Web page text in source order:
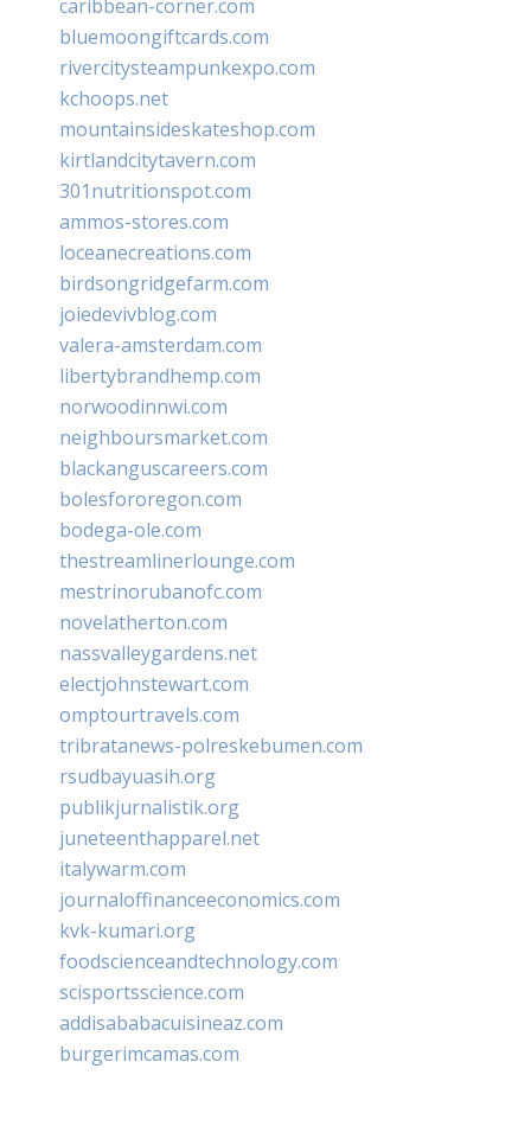
caribbean-corner.com
bluemoongiftcards.com
rivercitysteampunkexpo.com
kchoops.net
mountainsideskateshop.com
kirtlandcitytavern.com
301nutritionspot.com
ammos-stores.com
loceanecreations.com
birdsongridgefarm.com
joiedevivblog.com
valera-amsterdam.com
libertybrandhemp.com
norwoodinnwi.com
neighboursmarket.com
blackanguscareers.com
bolesfororegon.com
bodega-ole.com
thestreamlinerlounge.com
mestrinorubanofc.com
novelatherton.com
nassvalleygardens.net
electjohnstewart.com
omptourtravels.com
tribratanews-polreskebumen.com
rsudbayuasih.org
publikjurnalistik.org
juneteenthapparel.net
italywarm.com
journaloffinanceeconomics.com
kvk-kumari.org
foodscienceandtechnology.com
scisportsscience.com
addisababacuisineaz.com
burgerimcamas.com